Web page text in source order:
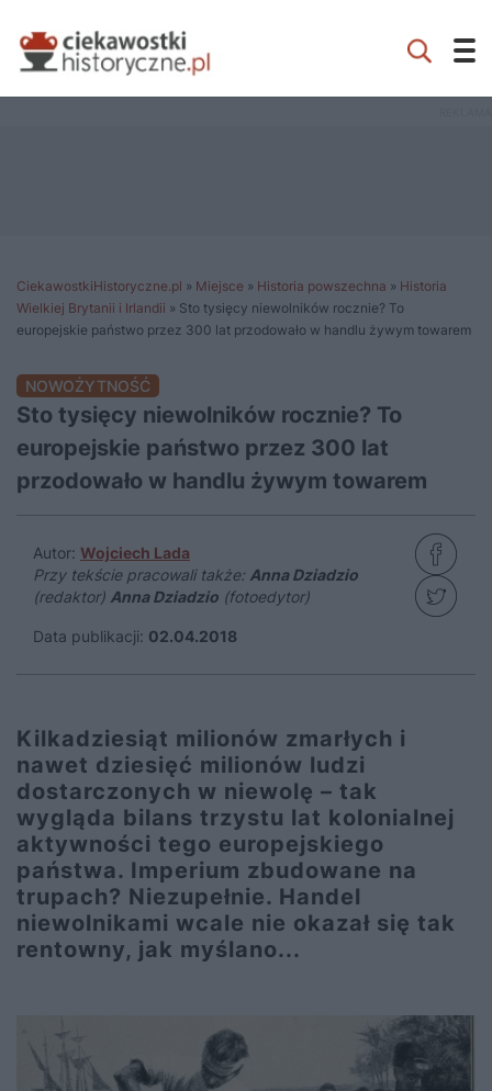
CiekawostkiHistoryczne.pl » Miejsce » Historia powszechna » Historia
Wielkiej Brytanii i Irlandii » Sto tysięcy niewolników rocznie? To
europejskie państwo przez 300 lat przodowało w handlu żywym towarem
NOWOŻYTNOŚĆ
Sto tysięcy niewolników rocznie? To
europejskie państwo przez 300 lat
przodowało w handlu żywym towarem
Autor: Wojciech Lada
Przy tekście pracowali także: Anna Dziadzio
(redaktor) Anna Dziadzio (fotoedytor)
Data publikacji: 02.04.2018
Kilkadziesiąt milionów zmarłych i
nawet dziesięć milionów ludzi
dostarczonych w niewolę – tak
wygląda bilans trzystu lat kolonialnej
aktywności tego europejskiego
państwa. Imperium zbudowane na
trupach? Niezupełnie. Handel
niewolnikami wcale nie okazał się tak
rentowny, jak myślano...